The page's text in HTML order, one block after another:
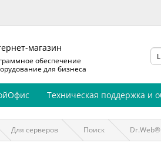
магазин
обеспечение
для бизнеса
Техническая поддержка и
Для серверов Поиск